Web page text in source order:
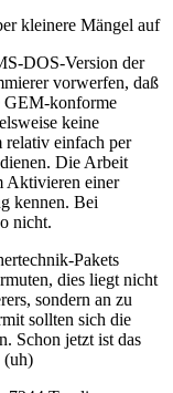
kleinere Mängel auf
DOS-Version der
vorwerfen, daß
GEM-konforme
keine
relativ einfach per
Die Arbeit
Aktivieren einer
kennen. Bei
nicht.
Pakets
dies liegt nicht
sondern an zu
sollten sich die
Schon jetzt ist das
(uh)